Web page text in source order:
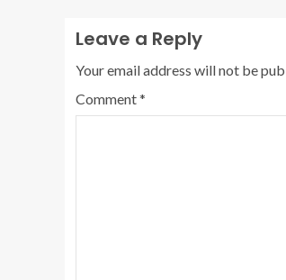
Leave a Reply
Your email address will not be
Comment*